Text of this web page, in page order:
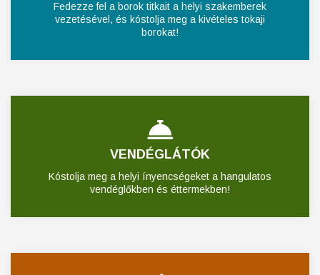
Fedezze fel a borok titkait a helyi szakemberek
vezetésével, és kóstolja meg a kivételes tokaji
borokat!
VENDÉGLÁTÓK
Kóstolja meg a helyi ínyencségeket a hangulatos
vendéglőkben és éttermekben!